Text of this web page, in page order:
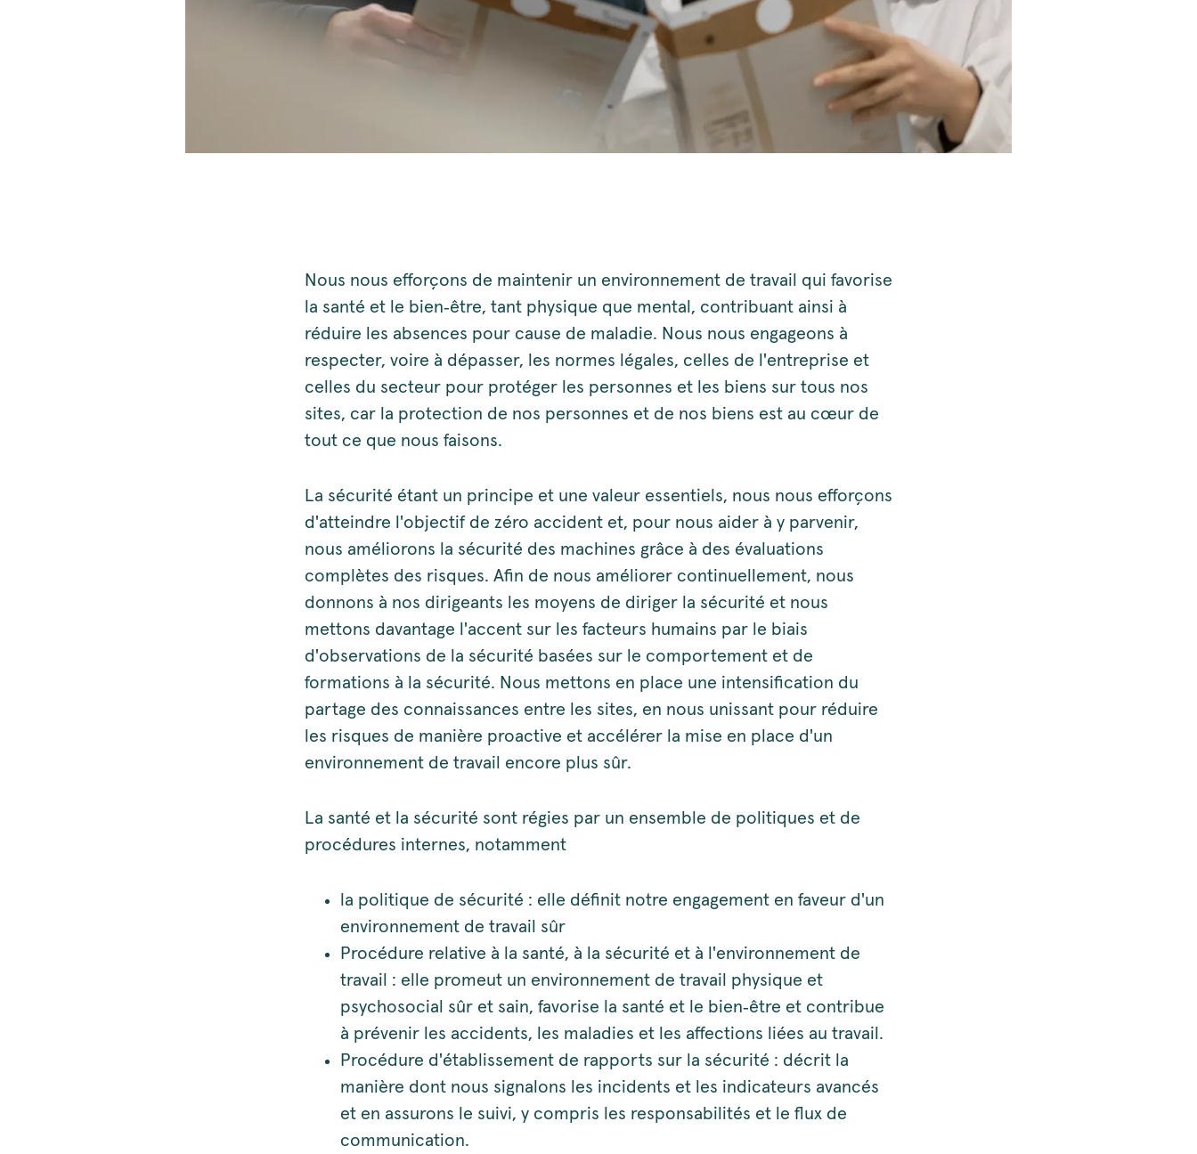
Nous nous efforçons de maintenir un environnement de travail qui favorise
la santé et le bien‑être, tant physique que mental, contribuant ainsi à
réduire les absences pour cause de maladie. Nous nous engageons à
respecter, voire à dépasser, les normes légales, celles de l'entreprise et
celles du secteur pour protéger les personnes et les biens sur tous nos
sites, car la protection de nos personnes et de nos biens est au cœur de
tout ce que nous faisons.
La sécurité étant un principe et une valeur essentiels, nous nous efforçons
d'atteindre l'objectif de zéro accident et, pour nous aider à y parvenir,
nous améliorons la sécurité des machines grâce à des évaluations
complètes des risques. Afin de nous améliorer continuellement, nous
donnons à nos dirigeants les moyens de diriger la sécurité et nous
mettons davantage l'accent sur les facteurs humains par le biais
d'observations de la sécurité basées sur le comportement et de
formations à la sécurité. Nous mettons en place une intensification du
partage des connaissances entre les sites, en nous unissant pour réduire
les risques de manière proactive et accélérer la mise en place d'un
environnement de travail encore plus sûr.
La santé et la sécurité sont régies par un ensemble de politiques et de
procédures internes, notamment
la politique de sécurité : elle définit notre engagement en faveur d'un
environnement de travail sûr
Procédure relative à la santé, à la sécurité et à l'environnement de
travail : elle promeut un environnement de travail physique et
psychosocial sûr et sain, favorise la santé et le bien‑être et contribue
à prévenir les accidents, les maladies et les affections liées au travail.
Procédure d'établissement de rapports sur la sécurité : décrit la
manière dont nous signalons les incidents et les indicateurs avancés
et en assurons le suivi, y compris les responsabilités et le flux de
communication.